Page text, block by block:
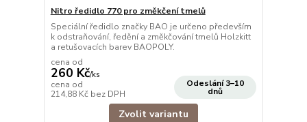
Nitro ředidlo 770 pro změkčení tmelů
Speciální ředidlo značky BAO je určeno především
k odstraňování, ředění a změkčování tmelů Holzkitt
a retušovacích barev BAOPOLY.
cena od
260 Kč/ks
cena od
214,88 Kč bez DPH
Odeslání 3–10
dnů
Zvolit variantu